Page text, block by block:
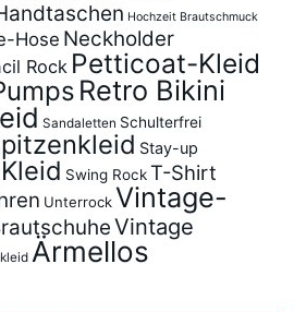
Hochzeit Brautschmuck
Hose Neckholder
Rock Petticoat-Kleid
Retro Bikini
Sandaletten Schulterfrei
Stay-up
Swing RockT-Shirt
UnterrockVintage-
Vintage
Ärmellos